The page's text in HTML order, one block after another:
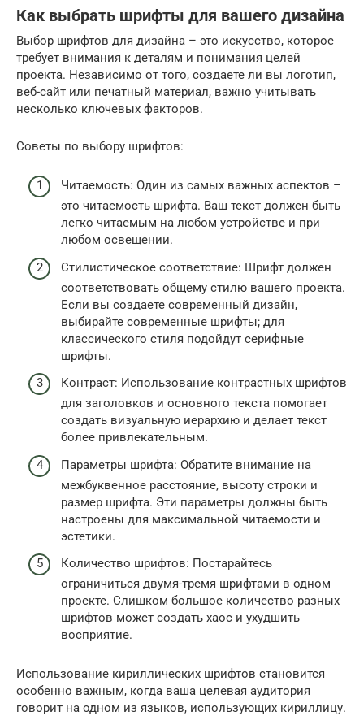
Как выбрать шрифты для вашего дизайна
Выбор шрифтов для дизайна – это искусство, которое
требует внимания к деталям и понимания целей
проекта. Независимо от того, создаете ли вы логотип,
веб-сайт или печатный материал, важно учитывать
несколько ключевых факторов.
Советы по выбору шрифтов:
Читаемость: Один из самых важных аспектов –
это читаемость шрифта. Ваш текст должен быть
легко читаемым на любом устройстве и при
любом освещении.
Стилистическое соответствие: Шрифт должен
соответствовать общему стилю вашего проекта.
Если вы создаете современный дизайн,
выбирайте современные шрифты; для
классического стиля подойдут серифные
шрифты.
Контраст: Использование контрастных шрифтов
для заголовков и основного текста помогает
создать визуальную иерархию и делает текст
более привлекательным.
Параметры шрифта: Обратите внимание на
межбуквенное расстояние, высоту строки и
размер шрифта. Эти параметры должны быть
настроены для максимальной читаемости и
эстетики.
Количество шрифтов: Постарайтесь
ограничиться двумя-тремя шрифтами в одном
проекте. Слишком большое количество разных
шрифтов может создать хаос и ухудшить
восприятие.
Использование кириллических шрифтов становится
особенно важным, когда ваша целевая аудитория
говорит на одном из языков, использующих кириллицу.